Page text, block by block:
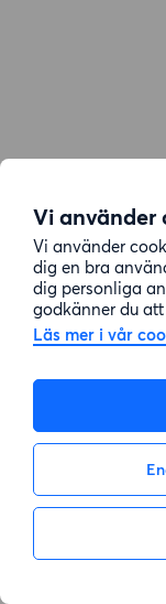
Vi använder
Vi använder
dig en bra
dig personliga
godkänner du
Läs mer i vår